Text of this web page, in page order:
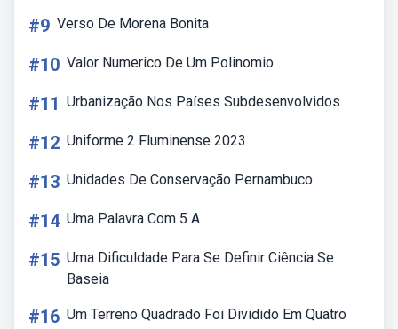
#9 Verso De Morena Bonita
#10 Valor Numerico De Um Polinomio
#11 Urbanização Nos Países Subdesenvolvidos
#12 Uniforme 2 Fluminense 2023
#13 Unidades De Conservação Pernambuco
#14 Uma Palavra Com 5 A
#15 Uma Dificuldade Para Se Definir Ciência Se
Baseia
#16 Um Terreno Quadrado Foi Dividido Em Quatro